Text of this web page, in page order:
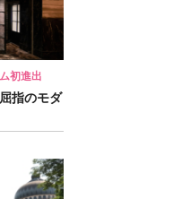
初進出
指のモダ